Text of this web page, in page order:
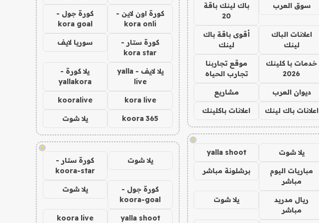
سوق العرب
باك لينك باقة
20
اعلانات الباك
لينك
أقوى باقة باك
لينك
خدمات با كلينك
2026
موقع تجاربنا
تجارب الحياه
ديوان العرب مشاريع
اعلانات باك لينك اعلانات باكلينك
!
يلا شوت yalla shoot
مباريات اليوم
مباشر
برشلونة مباشر
ريال مدريد
مباشر
يلا شوت
كورة اون لاين -
kora onli
كورة جول -
kora goal
كورة ستار -
kora star
سوريا لايف
يلا لايف - yalla
live
يلا كورة -
yallakora
kora live
kooralive
koora 365 يلا شوت
!
يلا شوت
كورة ستار -
koora-star
كورة جول -
koora-goal
يلا شوت
yalla shoot
koora live